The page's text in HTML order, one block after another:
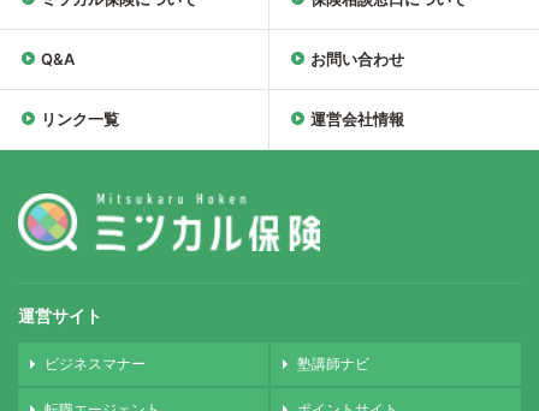
Q&A お問い合わせ
リンク一覧 運営会社情報
運営サイト
ビジネスマナー 塾講師ナビ